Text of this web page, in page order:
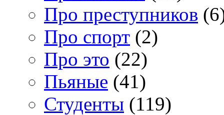
Про преступников
Про спорт (2)
Про это (22)
Пьяные (41)
Студенты (119)